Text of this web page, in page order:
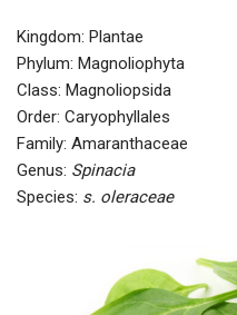
Kingdom: Plantae
Phylum: Magnoliophyta
Class: Magnoliopsida
Order: Caryophyllales
Family: Amaranthaceae
Genus: Spinacia
Species: s. oleraceae